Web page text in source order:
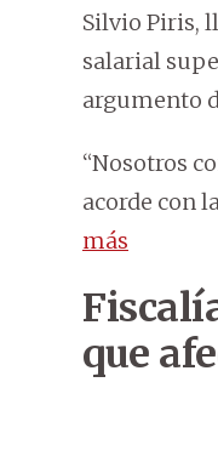
Silvio Piris,
salarial
argumento
“Nosotros
acorde con
más
que